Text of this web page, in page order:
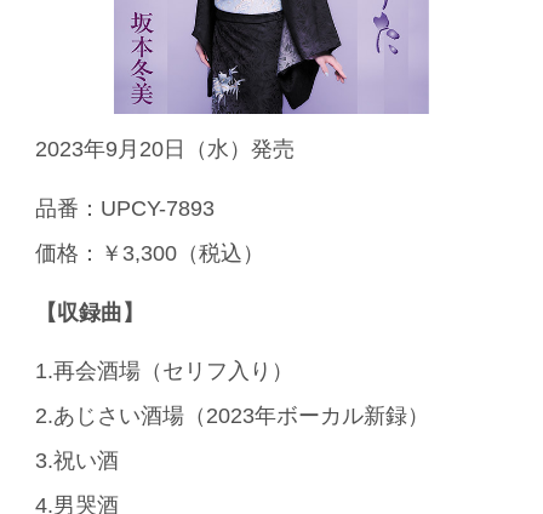
2023年9月20日（水）発売
品番：UPCY-7893
価格：￥3,300（税込）
【収録曲】
1.再会酒場（セリフ入り）
2.あじさい酒場（2023年ボーカル新録）
3.祝い酒
4.男哭酒